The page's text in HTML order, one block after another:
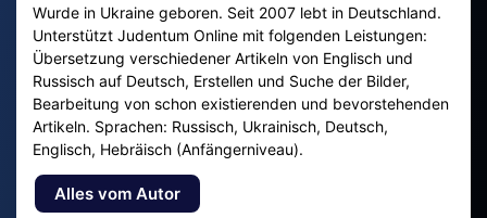
Wurde in Ukraine geboren. Seit 2007 lebt in Deutschland.
Unterstützt Judentum Online mit folgenden Leistungen:
Übersetzung verschiedener Artikeln von Englisch und
Russisch auf Deutsch, Erstellen und Suche der Bilder,
Bearbeitung von schon existierenden und bevorstehenden
Artikeln. Sprachen: Russisch, Ukrainisch, Deutsch,
Englisch, Hebräisch (Anfängerniveau).
Alles vom Autor